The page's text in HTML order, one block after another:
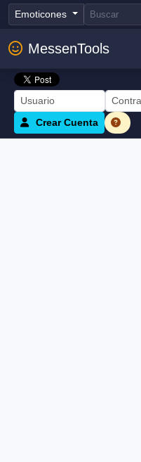
Emoticones
MessenTools
Crear Cuenta